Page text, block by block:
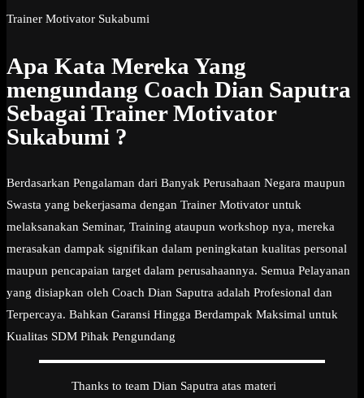
Trainer Motivator Sukabumi
Apa Kata Mereka Yang
mengundang Coach Dian Saputra
Sebagai Trainer Motivator
Sukabumi ?
Berdasarkan Pengalaman dari Banyak Perusahaan Negara maupun
Swasta yang bekerjasama dengan Trainer Motivator untuk
melaksanakan Seminar, Training ataupun workshop nya, mereka
merasakan dampak signifikan dalam peningkatan kualitas personal
maupun pencapaian target dalam perusahaannya. Semua Pelayanan
yang disiapkan oleh Coach Dian Saputra adalah Profesional dan
Terpercaya. Bahkan Garansi Hingga Berdampak Maksimal untuk
Kualitas SDM Pihak Pengundang
Thanks to team Dian Saputra atas materi